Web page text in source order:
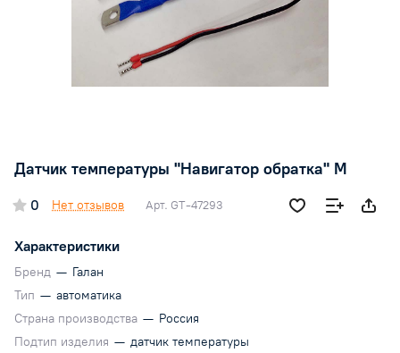
Датчик температуры "Навигатор обратка" М
0 Нет отзывов Арт. GT-47293
Характеристики
Бренд — Галан
Тип — автоматика
Страна производства — Россия
Подтип изделия — датчик температуры